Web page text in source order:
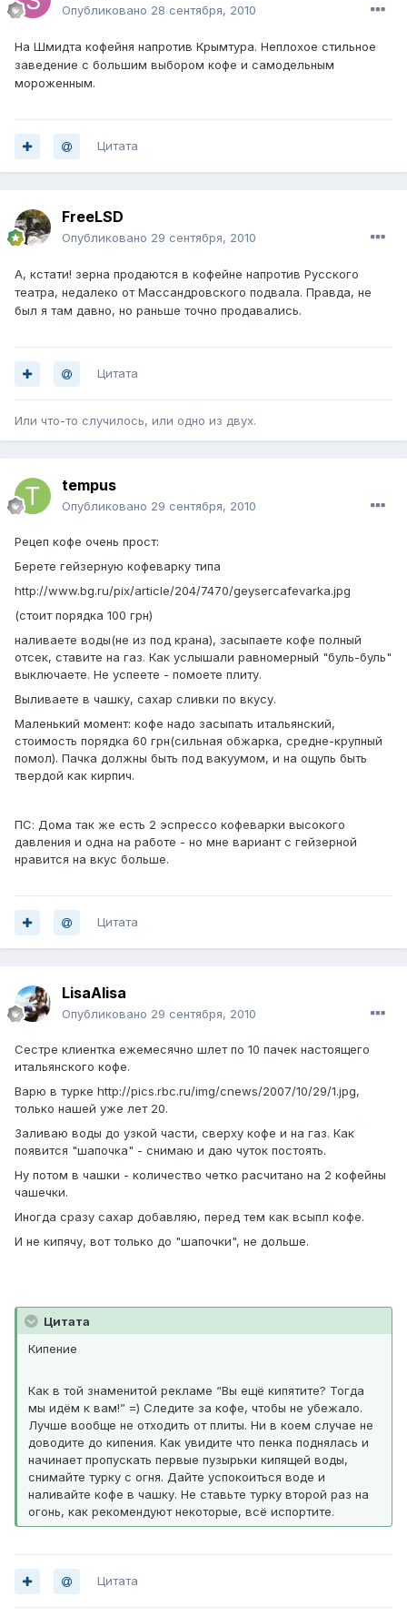
Опубликовано 28 сентября, 2010
На Шмидта кофейня напротив Крымтура. Неплохое стильное
заведение с большим выбором кофе и самодельным
мороженным.
Цитата
FreeLSD
Опубликовано 29 сентября, 2010
А, кстати! зерна продаются в кофейне напротив Русского
театра, недалеко от Массандровского подвала. Правда, не
был я там давно, но раньше точно продавались.
Цитата
Или что-то случилось, или одно из двух.
tempus
Опубликовано 29 сентября, 2010
Рецеп кофе очень прост:
Берете гейзерную кофеварку типа
http://www.bg.ru/pix/article/204/7470/geysercafevarka.jpg
(стоит порядка 100 грн)
наливаете воды(не из под крана), засыпаете кофе полный
отсек, ставите на газ. Как услышали равномерный "буль-буль"
выключаете. Не успеете - помоете плиту.
Выливаете в чашку, сахар сливки по вкусу.
Маленький момент: кофе надо засыпать итальянский,
стоимость порядка 60 грн(сильная обжарка, средне-крупный
помол). Пачка должны быть под вакуумом, и на ощупь быть
твердой как кирпич.
ПС: Дома так же есть 2 эспрессо кофеварки высокого
давления и одна на работе - но мне вариант с гейзерной
нравится на вкус больше.
Цитата
LisaAlisa
Опубликовано 29 сентября, 2010
Сестре клиентка ежемесячно шлет по 10 пачек настоящего
итальянского кофе.
Варю в турке http://pics.rbc.ru/img/cnews/2007/10/29/1.jpg,
только нашей уже лет 20.
Заливаю воды до узкой части, сверху кофе и на газ. Как
появится "шапочка" - снимаю и даю чуток постоять.
Ну потом в чашки - количество четко расчитано на 2 кофейны
чашечки.
Иногда сразу сахар добавляю, перед тем как всыпл кофе.
И не кипячу, вот только до "шапочки", не дольше.
Цитата
Кипение
Как в той знаменитой рекламе “Вы ещё кипятите? Тогда
мы идём к вам!” =) Следите за кофе, чтобы не убежало.
Лучше вообще не отходить от плиты. Ни в коем случае не
доводите до кипения. Как увидите что пенка поднялась и
начинает пропускать первые пузырьки кипящей воды,
снимайте турку с огня. Дайте успокоиться воде и
наливайте кофе в чашку. Не ставьте турку второй раз на
огонь, как рекомендуют некоторые, всё испортите.
Цитата